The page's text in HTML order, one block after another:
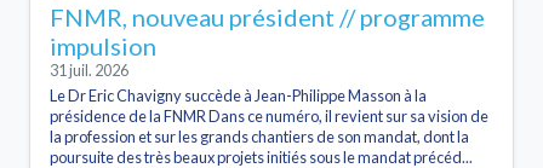
FNMR, nouveau président // programme
impulsion
31 juil. 2026
Le Dr Eric Chavigny succède à Jean-Philippe Masson à la
présidence de la FNMR Dans ce numéro, il revient sur sa vision de
la profession et sur les grands chantiers de son mandat, dont la
poursuite des très beaux projets initiés sous le mandat précéd...